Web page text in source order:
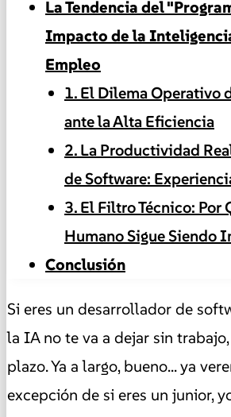
La Tendencia del
Impacto de la
Empleo
1. El Dilema Operativo
ante la Alta Eficiencia
2. La Productividad
de Software:
3. El Filtro Técnico: Por
Humano Sigue Siendo
Conclusión
Si eres un desarrollador de
la IA no te va a dejar sin
plazo. Ya a largo, bueno... ya
excepción de si eres un junior,